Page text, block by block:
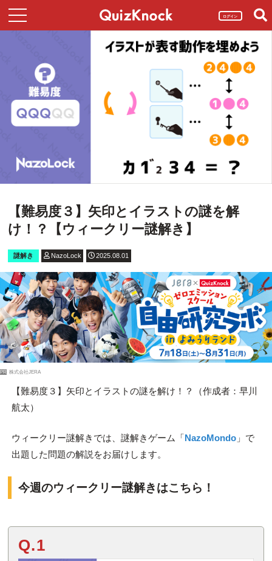
ログイン
【難易度３】矢印とイラストの謎を解
け！？【ウィークリー謎解き】
謎解き NazoLock 2025.08.01
PR 株式会社JERA
【難易度３】矢印とイラストの謎を解け！？（作成者：早川
航太）
ウィークリー謎解きでは、謎解きゲーム「NazoMondo」で
出題した問題の解説をお届けします。
今週のウィークリー謎解きはこちら！
Q.1